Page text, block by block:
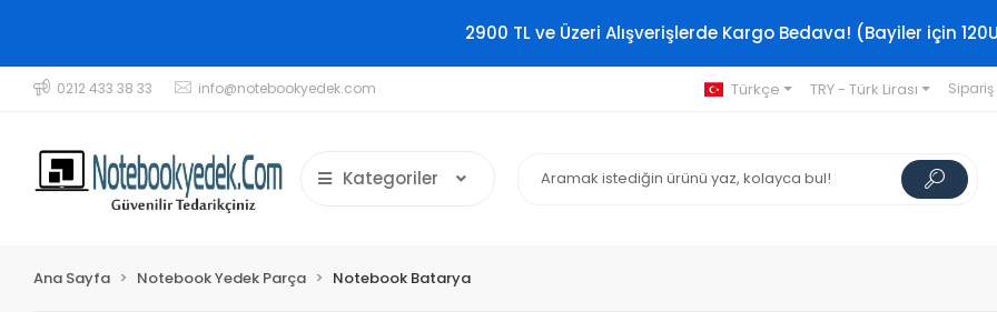
2900 TL ve Üzeri Alışverişlerde Kargo Bedava! (Bayiler için
0212 433 38 33 info@notebookyedek.com Türkçe TRY - Türk Lirası
Kategoriler
Ana Sayfa Notebook Yedek Parça Notebook Batarya